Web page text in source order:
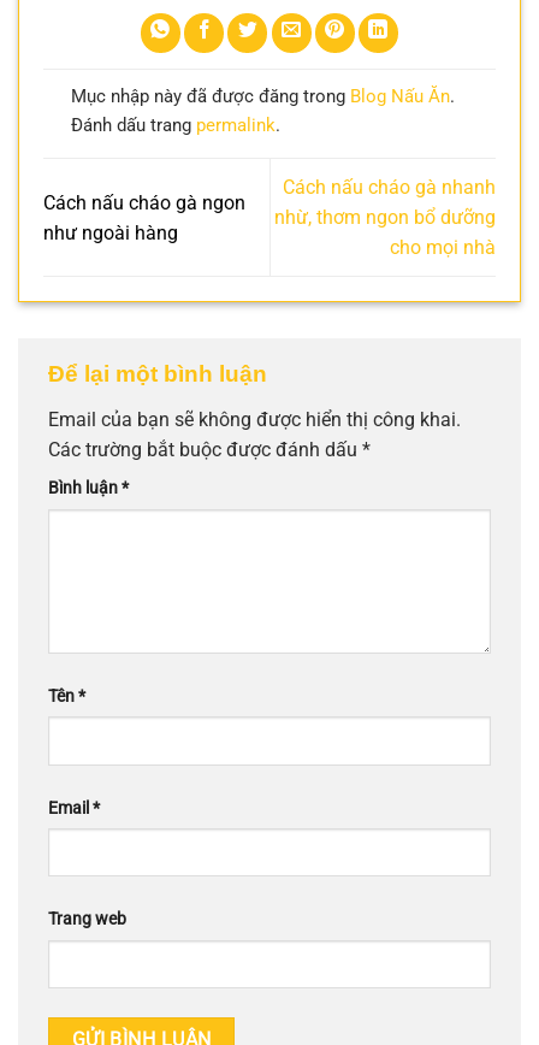
Mục nhập này đã được đăng trong Blog Nấu Ăn.
Đánh dấu trang permalink.
Cách nấu cháo gà ngon
như ngoài hàng
Cách nấu cháo gà nhanh
nhừ, thơm ngon bổ dưỡng
cho mọi nhà
Để lại một bình luận
Email của bạn sẽ không được hiển thị công khai.
Các trường bắt buộc được đánh dấu *
Bình luận*
Tên*
Email *
Trang web